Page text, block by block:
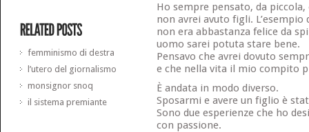
femminismo di destra
l’utero del giornalismo
monsignor snoq
il sistema premiante
Ho sempre pensato, da
non avrei avuto figli. L’esempio
non era abbastanza felice da
uomo sarei potuta stare bene.
Pensavo che avrei dovuto
e che nella vita il mio compito
È andata in modo diverso.
Sposarmi e avere un figlio è
Sono due esperienze che ho
con passione.